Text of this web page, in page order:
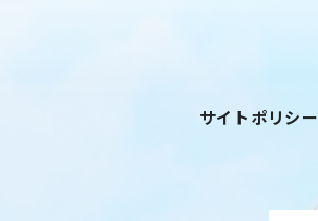
サイトポリシー